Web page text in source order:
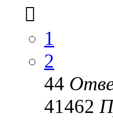
1
2
44
41462